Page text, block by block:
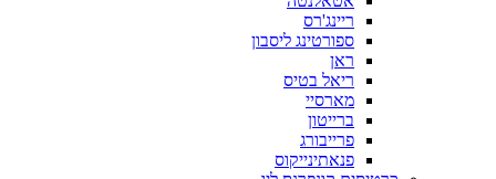
ריינג'רס
ספורטינג ליסבון
ראן
ריאל בטיס
מארסיי
ברייטון
פרייבורג
פנאתינייקוס